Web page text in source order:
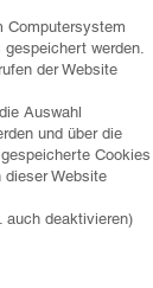
Computersystem
werden.
der Website
Auswahl
und über die
Cookies
Website
auch deaktivieren)